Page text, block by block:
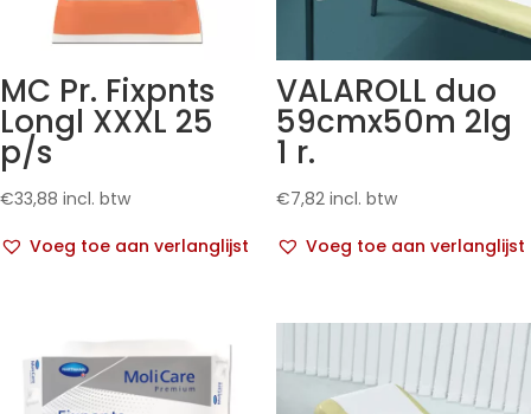
MC Pr. Fixpnts
Longl XXXL 25
p/s
€33,88 incl. btw
Voeg toe aan verlanglijst
VALAROLL duo
59cmx50m 2lg
1 r.
€7,82 incl. btw
Voeg toe aan verlanglijst